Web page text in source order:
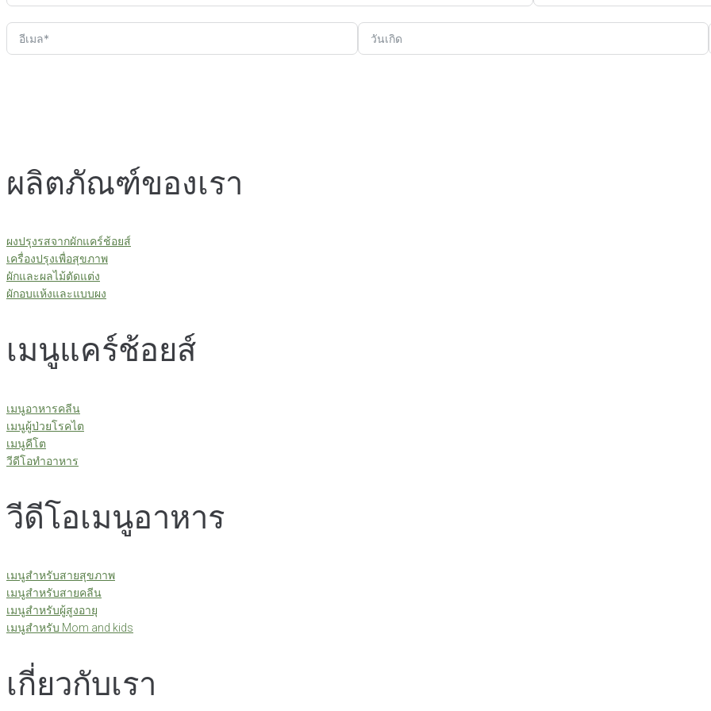
ผลิตภัณฑ์ของเรา
ผงปรุงรสจากผักแคร์ช้อยส์
เครื่องปรุงเพื่อสุขภาพ
ผักและผลไม้ตัดแต่ง
ผักอบแห้งและแบบผง
เมนูแคร์ช้อยส์
เมนูอาหารคลีน
เมนูผู้ป่วยโรคไต
เมนูคีโต
วีดีโอทำอาหาร
วีดีโอเมนูอาหาร
เมนูสำหรับสายสุขภาพ
เมนูสำหรับสายคลีน
เมนูสำหรับผู้สูงอายุ
เมนูสำหรับ Mom and kids
เกี่ยวกับเรา